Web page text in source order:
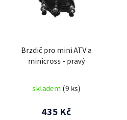
Brzdič pro mini ATV a
minicross - pravý
skladem (9 ks)
435 Kč